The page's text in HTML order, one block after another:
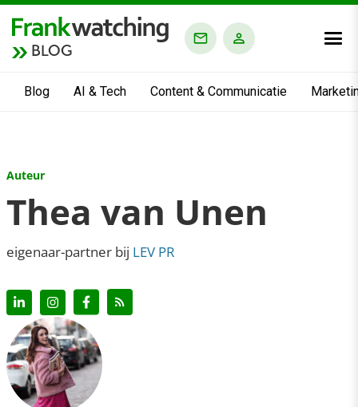
BLOG
Blog AI & Tech Content & Communicatie
Auteur
Thea van Unen
eigenaar-partner bij LEV PR